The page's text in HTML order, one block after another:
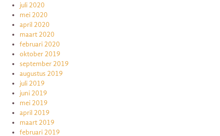
juli 2020
mei 2020
april 2020
maart 2020
februari 2020
oktober 2019
september 2019
augustus 2019
juli 2019
juni 2019
mei 2019
april 2019
maart 2019
februari 2019